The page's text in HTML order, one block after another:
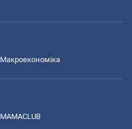
Макроекономіка
MAMACLUB